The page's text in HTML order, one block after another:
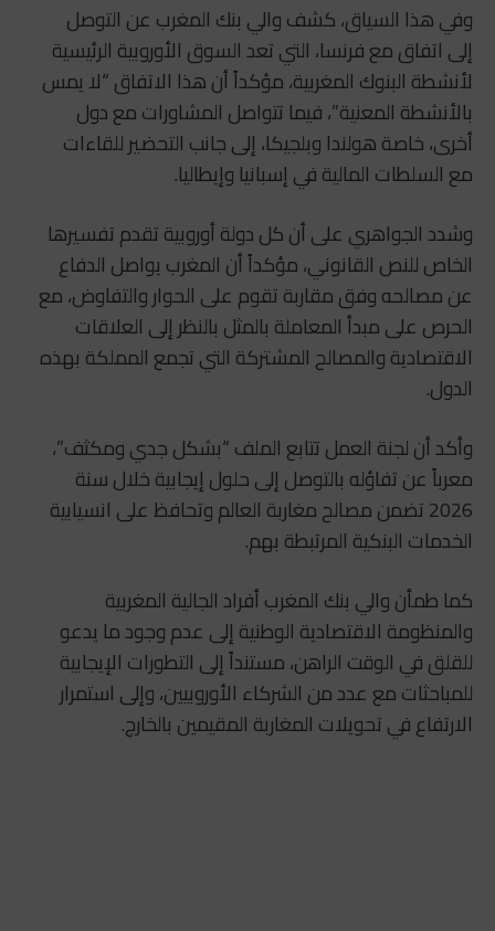
وفي هذا السياق، كشف والي بنك المغرب عن التوصل
إلى اتفاق مع فرنسا، التي تعد السوق الأوروبية الرئيسية
لأنشطة البنوك المغربية، مؤكداً أن هذا الاتفاق “لا يمس
بالأنشطة المعنية”، فيما تتواصل المشاورات مع دول
أخرى، خاصة هولندا وبلجيكا، إلى جانب التحضير للقاءات
مع السلطات المالية في إسبانيا وإيطاليا.
وشدد الجواهري على أن كل دولة أوروبية تقدم تفسيرها
الخاص للنص القانوني، مؤكداً أن المغرب يواصل الدفاع
عن مصالحه وفق مقاربة تقوم على الحوار والتفاوض، مع
الحرص على مبدأ المعاملة بالمثل بالنظر إلى العلاقات
الاقتصادية والمصالح المشتركة التي تجمع المملكة بهذه
الدول.
وأكد أن لجنة العمل تتابع الملف “بشكل جدي ومكثف”،
معرباً عن تفاؤله بالتوصل إلى حلول إيجابية خلال سنة
2026 تضمن مصالح مغاربة العالم وتحافظ على انسيابية
الخدمات البنكية المرتبطة بهم.
كما طمأن والي بنك المغرب أفراد الجالية المغربية
والمنظومة الاقتصادية الوطنية إلى عدم وجود ما يدعو
للقلق في الوقت الراهن، مستنداً إلى التطورات الإيجابية
للمباحثات مع عدد من الشركاء الأوروبيين، وإلى استمرار
الارتفاع في تحويلات المغاربة المقيمين بالخارج.